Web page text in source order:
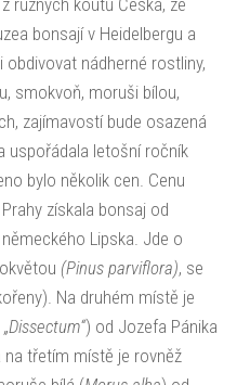
bonsají v Heidelbergu a
nádherné rostliny,
smokvoň, moruši bílou,
zajímavostí bude osazená
uspořádala letošní ročník
bylo několik cen. Cenu
získala bonsaj od
Lipska. Jde o
(Pinus parviflora), se
Na druhém místě je
) od Jozefa Pánika
na třetím místě je rovněž